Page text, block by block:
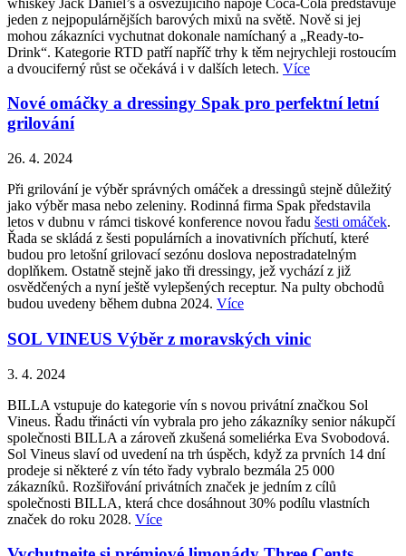
jeden z nejpopulárnějších barových mixů na světě. Nově si jej
mohou zákazníci vychutnat dokonale namíchaný a „Ready-to-
Drink“. Kategorie RTD patří napříč trhy k těm nejrychleji rostoucím
a dvouciferný růst se očekává i v dalších letech. Více
Nové omáčky a dressingy Spak pro perfektní letní
grilování
26. 4. 2024
Při grilování je výběr správných omáček a dressingů stejně důležitý
jako výběr masa nebo zeleniny. Rodinná firma Spak představila
letos v dubnu v rámci tiskové konference novou řadu šesti omáček.
Řada se skládá z šesti populárních a inovativních příchutí, které
budou pro letošní grilovací sezónu doslova nepostradatelným
doplňkem. Ostatně stejně jako tři dressingy, jež vychází z již
osvědčených a nyní ještě vylepšených receptur. Na pulty obchodů
budou uvedeny během dubna 2024. Více
SOL VINEUS Výběr z moravských vinic
3. 4. 2024
BILLA vstupuje do kategorie vín s novou privátní značkou Sol
Vineus. Řadu třinácti vín vybrala pro jeho zákazníky senior nákupčí
společnosti BILLA a zároveň zkušená someliérka Eva Svobodová.
Sol Vineus slaví od uvedení na trh úspěch, když za prvních 14 dní
prodeje si některé z vín této řady vybralo bezmála 25 000
zákazníků. Rozšiřování privátních značek je jedním z cílů
společnosti BILLA, která chce dosáhnout 30% podílu vlastních
značek do roku 2028. Více